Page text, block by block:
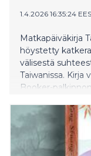
1.4.2026 16:35:24
Matkapäiväkirja
höystetty
välisestä
Taiwanissa.
Booker-